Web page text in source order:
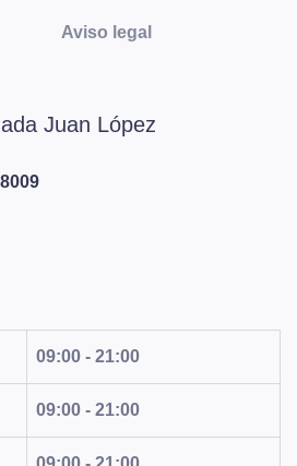
Aviso legal
Juan López
09:00 - 21:00
09:00 - 21:00